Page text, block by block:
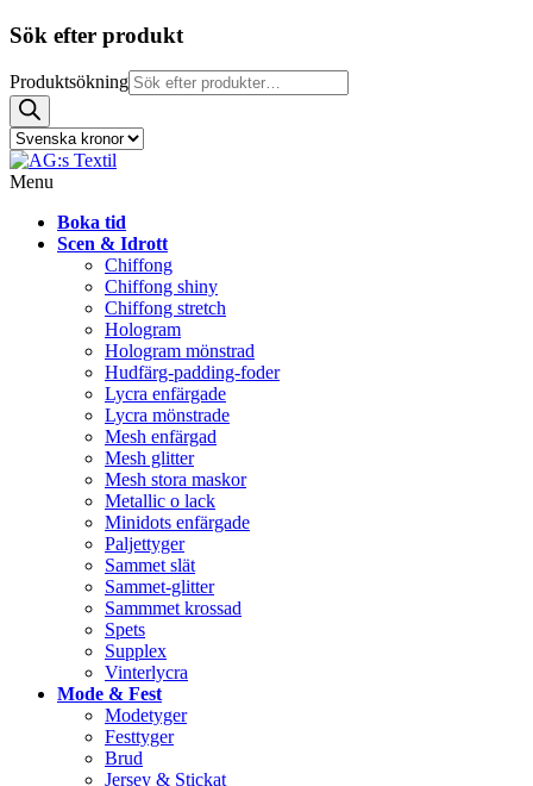
Sök efter produkt
Produktsökning
Menu
Boka tid
Scen & Idrott
Chiffong
Chiffong shiny
Chiffong stretch
Hologram
Hologram mönstrad
Hudfärg-padding-foder
Lycra enfärgade
Lycra mönstrade
Mesh enfärgad
Mesh glitter
Mesh stora maskor
Metallic o lack
Minidots enfärgade
Paljettyger
Sammet slät
Sammet-glitter
Sammmet krossad
Spets
Supplex
Vinterlycra
Mode & Fest
Modetyger
Festtyger
Brud
Jersey & Stickat